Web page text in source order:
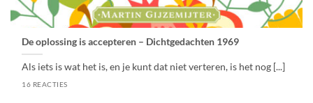
De oplossing is accepteren – Dichtgedachten 1969
Als iets is wat het is, en je kunt dat niet verteren, is het nog [...]
16 REACTIES